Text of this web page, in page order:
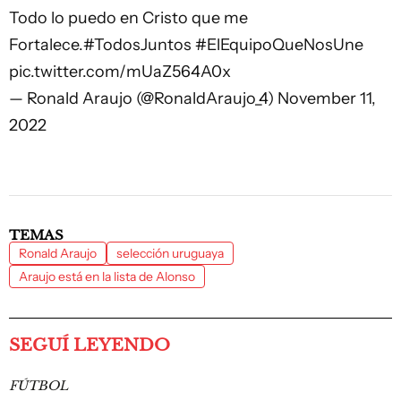
Todo lo puedo en Cristo que me
Fortalece.#TodosJuntos #ElEquipoQueNosUne
pic.twitter.com/mUaZ564A0x
— Ronald Araujo (@RonaldAraujo_4) November 11,
2022
TEMAS
Ronald Araujo
selección uruguaya
Araujo está en la lista de Alonso
SEGUÍ LEYENDO
FÚTBOL